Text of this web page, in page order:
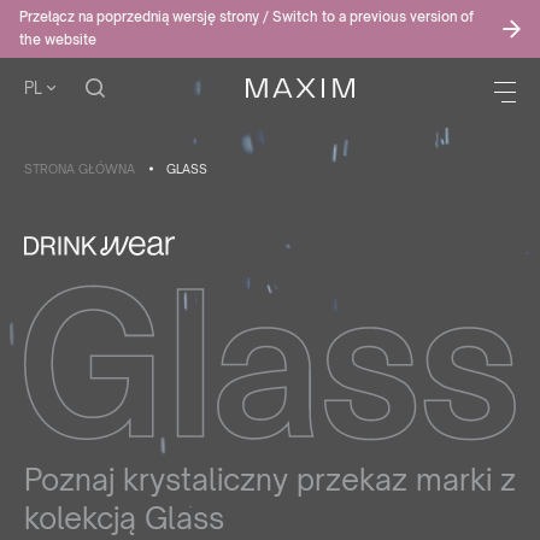
Przełącz na poprzednią wersję strony / Switch to a previous version of
the website
PL
STRONA GŁÓWNA GLASS
Poznaj krystaliczny przekaz marki z
kolekcją Glass